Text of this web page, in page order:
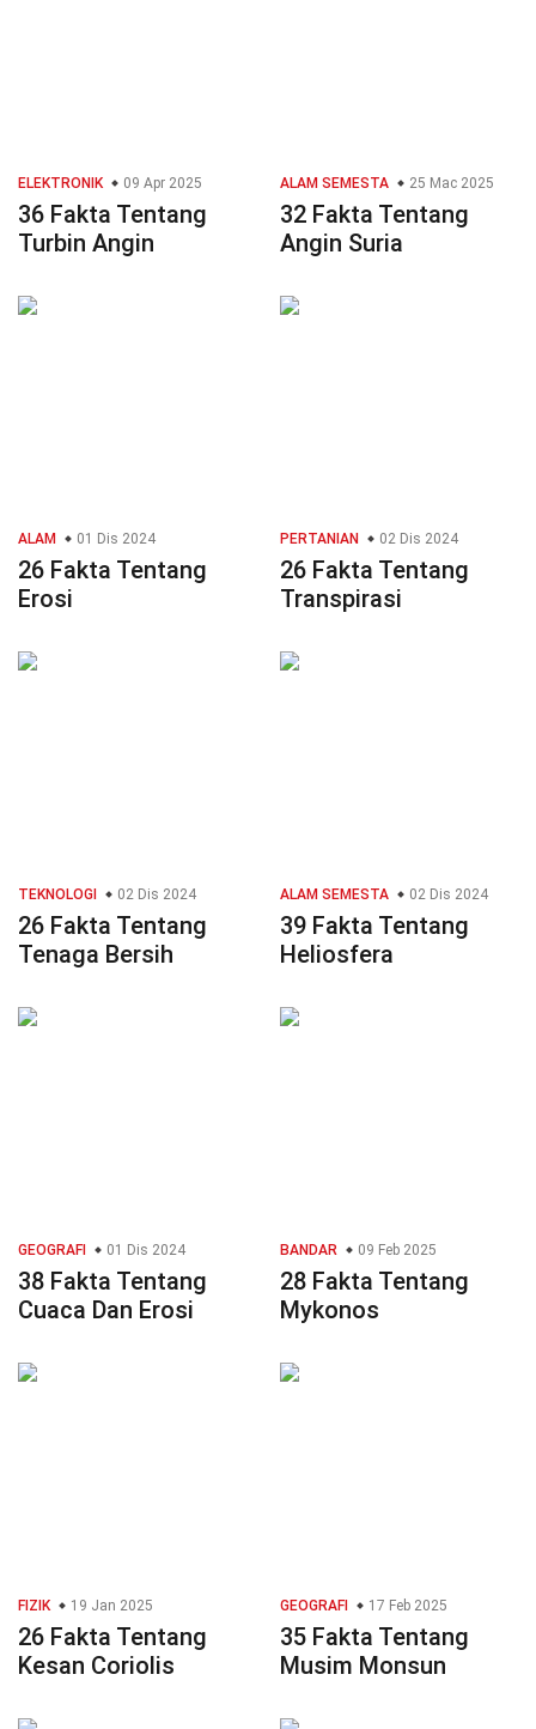
ELEKTRONIK 09 Apr 2025
36 Fakta Tentang
Turbin Angin
ALAM SEMESTA 25 Mac 2025
32 Fakta Tentang
Angin Suria
ALAM 01 Dis 2024
26 Fakta Tentang
Erosi
PERTANIAN 02 Dis 2024
26 Fakta Tentang
Transpirasi
TEKNOLOGI 02 Dis 2024
26 Fakta Tentang
Tenaga Bersih
ALAM SEMESTA 02 Dis 2024
39 Fakta Tentang
Heliosfera
GEOGRAFI 01 Dis 2024
38 Fakta Tentang
Cuaca Dan Erosi
BANDAR 09 Feb 2025
28 Fakta Tentang
Mykonos
FIZIK 19 Jan 2025
26 Fakta Tentang
Kesan Coriolis
GEOGRAFI 17 Feb 2025
35 Fakta Tentang
Musim Monsun